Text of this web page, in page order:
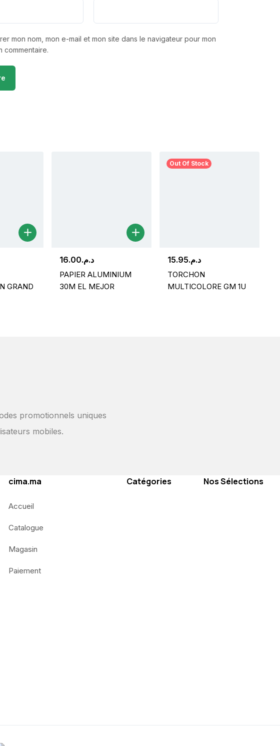
mon nom, mon e-mail et mon site dans le navigateur pour mon
commentaire.
GRAND
د.م.16.00
PAPIER ALUMINIUM
30M EL MEJOR
Out Of Stock
د.م.15.95
TORCHON
MULTICOLORE GM 1U
promotionnels uniques
mobiles.
cima.ma
Accueil
Catalogue
Magasin
Paiement
Catégories Nos Sélections